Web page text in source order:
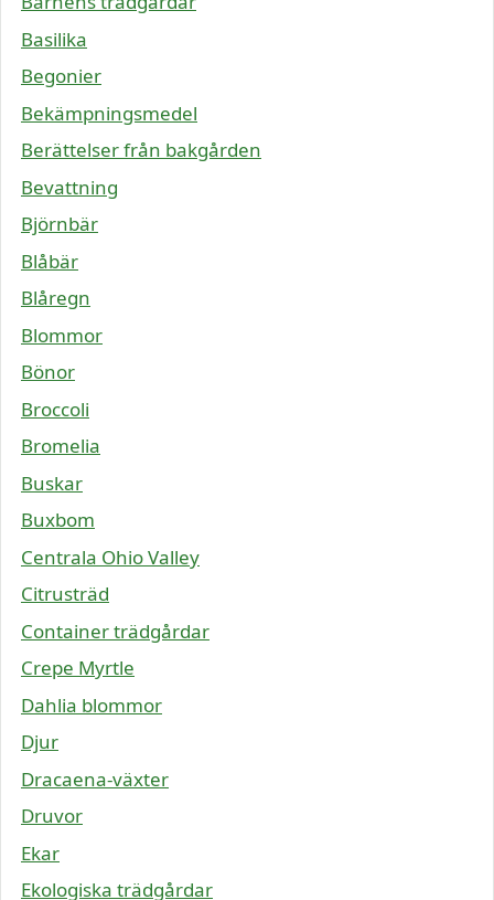
Basilika
Begonier
Bekämpningsmedel
Berättelser från bakgården
Bevattning
Björnbär
Blåbär
Blåregn
Blommor
Bönor
Broccoli
Bromelia
Buskar
Buxbom
Centrala Ohio Valley
Citrusträd
Container trädgårdar
Crepe Myrtle
Dahlia blommor
Djur
Dracaena-växter
Druvor
Ekar
Ekologiska trädgårdar